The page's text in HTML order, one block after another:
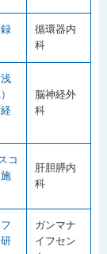
循環器内
科
脳神経外
科
コ
肝胆膵内
科
ガンマナ
イフセン